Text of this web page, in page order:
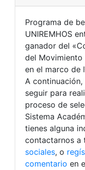
Programa de
UNIREMHOS
ganador del
del Movimiento
en el marco de
A
seguir para
proceso de
Sistema
tienes alguna
contactarnos a
sociales, o
comentario en